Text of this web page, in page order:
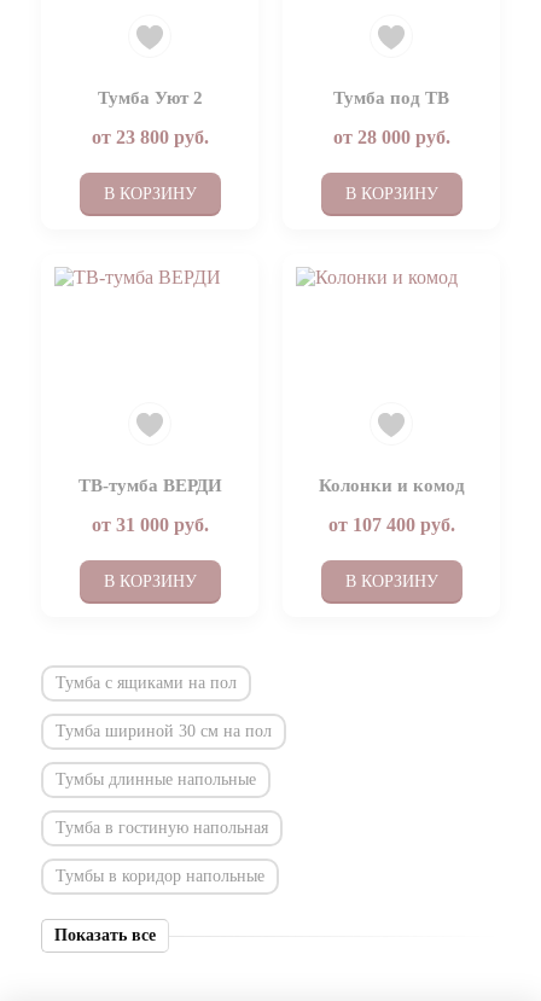
Тумба Уют 2
от 23 800руб.
В КОРЗИНУ
Тумба под ТВ
от 28 000руб.
В КОРЗИНУ
ТВ-тумба ВЕРДИ
от 31 000руб.
В КОРЗИНУ
Колонки и комод
от 107 400руб.
В КОРЗИНУ
Тумба с ящиками на пол
Тумба шириной 30 см на пол
Тумбы длинные напольные
Тумба в гостиную напольная
Тумбы в коридор напольные
Показать все